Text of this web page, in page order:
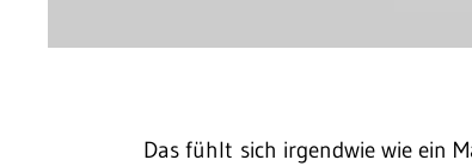
Das fühlt sich irgendwie wie ein